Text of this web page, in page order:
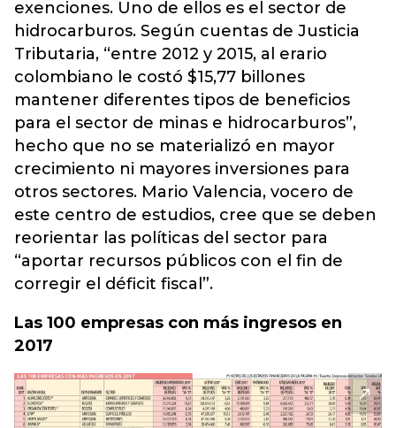
exenciones. Uno de ellos es el sector de
hidrocarburos. Según cuentas de Justicia
Tributaria, “entre 2012 y 2015, al erario
colombiano le costó $15,77 billones
mantener diferentes tipos de beneficios
para el sector de minas e hidrocarburos”,
hecho que no se materializó en mayor
crecimiento ni mayores inversiones para
otros sectores. Mario Valencia, vocero de
este centro de estudios, cree que se deben
reorientar las políticas del sector para
“aportar recursos públicos con el fin de
corregir el déficit fiscal”.
Las 100 empresas con más ingresos en
2017